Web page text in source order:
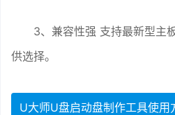
3、兼容性强 支持最新型主
供选择。
U大师U盘启动盘制作工具使用